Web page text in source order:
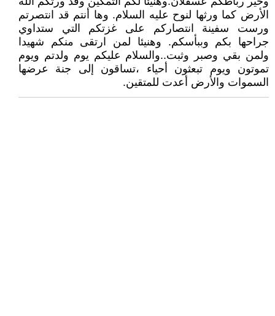
الأرض كما ورثها لنوح عليه السلام. وها أنتم قد انتصرتم
ورست سفينة انتصاركم على غزتكم التي ستداوي
جراحها بكم وببأسكم. وهنيئا لمن ارتقى منكم شهيدا
ولمن بقي وصبر وثبت..والسلام عليكم يوم ولدتم ويوم
تموتون ويوم تبعثون أحياء ،تساقون إلى جنة عرضها
السموات والأرض أعدت للمتقين.